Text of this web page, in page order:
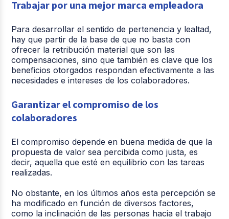
Trabajar por una mejor marca empleadora
Para desarrollar el sentido de pertenencia y lealtad,
hay que partir de la base de que no basta con
ofrecer la retribución material que son las
compensaciones, sino que también es clave que los
beneficios otorgados respondan efectivamente a las
necesidades e intereses de los colaboradores.
Garantizar el compromiso de los
colaboradores
El compromiso depende en buena medida de que la
propuesta de valor sea percibida como justa, es
decir, aquella que esté en equilibrio con las tareas
realizadas.
No obstante, en los últimos años esta percepción se
ha modificado en función de diversos factores,
como la inclinación de las personas hacia el trabajo